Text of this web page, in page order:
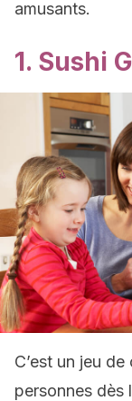
amusants.
1. Sushi
C’est un jeu
personnes dès